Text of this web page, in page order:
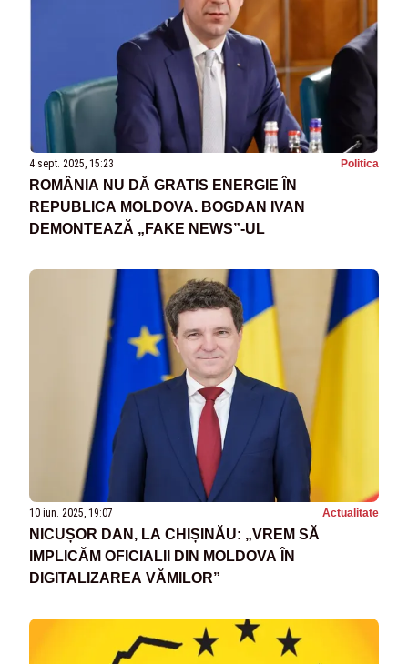
4 sept. 2025, 15:23 Politica
ROMÂNIA NU DĂ GRATIS ENERGIE ÎN
REPUBLICA MOLDOVA. BOGDAN IVAN
DEMONTEAZĂ „FAKE NEWS”-UL
10 iun. 2025, 19:07 Actualitate
NICUȘOR DAN, LA CHIȘINĂU: „VREM SĂ
IMPLICĂM OFICIALII DIN MOLDOVA ÎN
DIGITALIZAREA VĂMILOR”